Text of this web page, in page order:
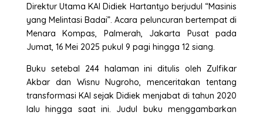
Direktur Utama KAI Didiek Hartantyo berjudul “Masinis
yang Melintasi Badai”. Acara peluncuran bertempat di
Menara Kompas, Palmerah, Jakarta Pusat pada
Jumat, 16 Mei 2025 pukul 9 pagi hingga 12 siang.
Buku setebal 244 halaman ini ditulis oleh Zulfikar
Akbar dan Wisnu Nugroho, menceritakan tentang
transformasi KAI sejak Didiek menjabat di tahun 2020
lalu hingga saat ini. Judul buku menggambarkan